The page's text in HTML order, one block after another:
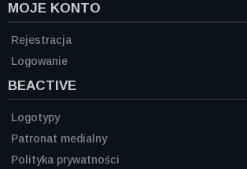
MOJE KONTO
Rejestracja
Logowanie
BEACTIVE
Logotypy
Patronat medialny
Polityka prywatności